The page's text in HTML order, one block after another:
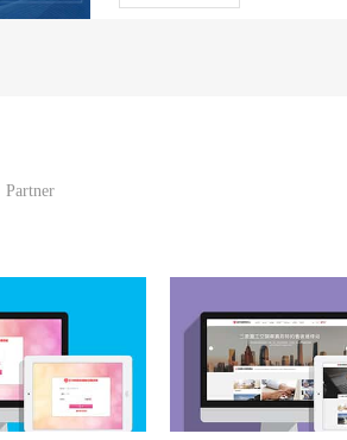
系，确保食品安全，优化经营决策
Partner